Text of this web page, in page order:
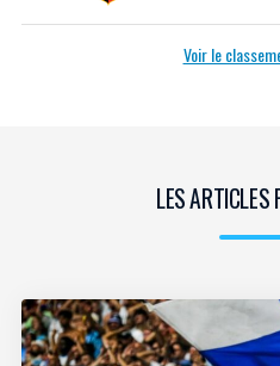
Voir le
LES ARTICLES